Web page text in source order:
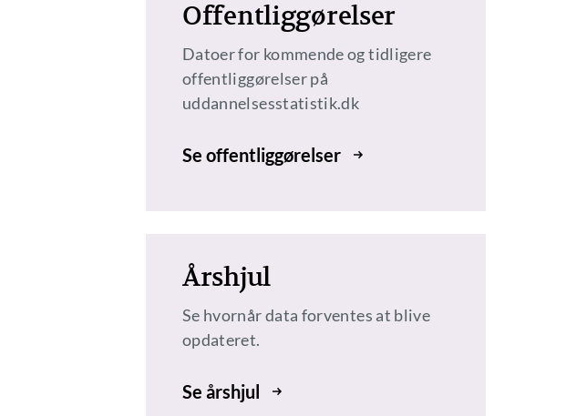
Offentliggørelser
Datoer for kommende og tidligere
offentliggørelser på
uddannelsesstatistik.dk
Se offentliggørelser
Årshjul
Se hvornår data forventes at blive
opdateret.
Se årshjul